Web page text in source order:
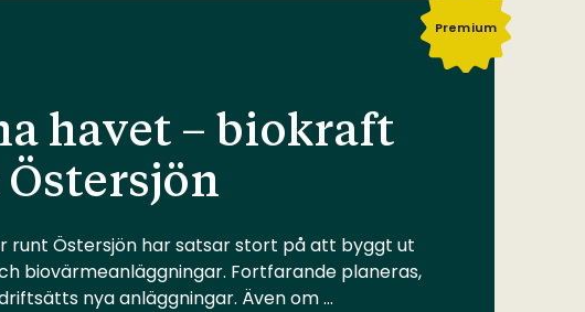
Premium
havet – biokraft
runt Östersjön har satsar stort på att byggt ut
biovärmeanläggningar. Fortfarande planeras,
nya anläggningar. Även om …